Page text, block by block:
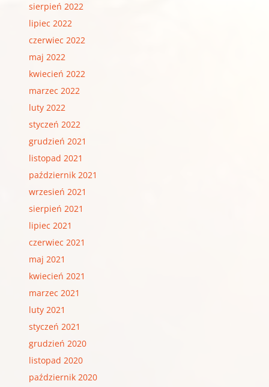
sierpień 2022
lipiec 2022
czerwiec 2022
maj 2022
kwiecień 2022
marzec 2022
luty 2022
styczeń 2022
grudzień 2021
listopad 2021
październik 2021
wrzesień 2021
sierpień 2021
lipiec 2021
czerwiec 2021
maj 2021
kwiecień 2021
marzec 2021
luty 2021
styczeń 2021
grudzień 2020
listopad 2020
październik 2020